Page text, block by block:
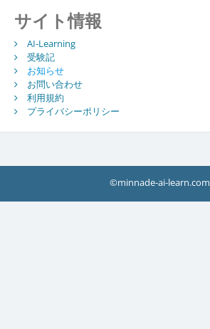
サイト情報
AI-Learning
受験記
お知らせ
お問い合わせ
利用規約
プライバシーポリシー
©minnade-ai-learn.com